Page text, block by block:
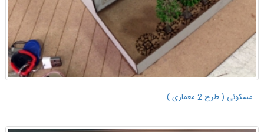
مسکونی ( طرح 2 معماری )